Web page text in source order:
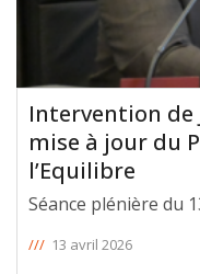
Intervention de
mise à jour du
l’Equilibre
Séance plénière du
/// 13 avril 2026